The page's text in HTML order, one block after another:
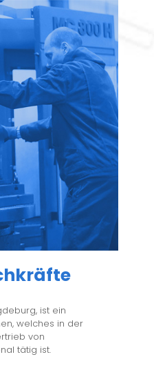
ist ein
welches in der
von
tätig ist.